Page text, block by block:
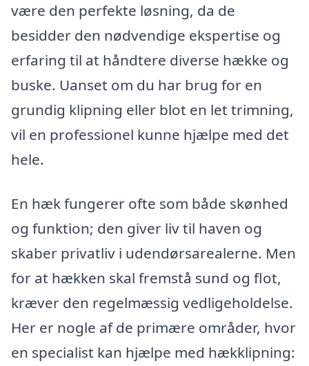
være den perfekte løsning, da de
besidder den nødvendige ekspertise og
erfaring til at håndtere diverse hække og
buske. Uanset om du har brug for en
grundig klipning eller blot en let trimning,
vil en professionel kunne hjælpe med det
hele.
En hæk fungerer ofte som både skønhed
og funktion; den giver liv til haven og
skaber privatliv i udendørsarealerne. Men
for at hækken skal fremstå sund og flot,
kræver den regelmæssig vedligeholdelse.
Her er nogle af de primære områder, hvor
en specialist kan hjælpe med hækklipning: